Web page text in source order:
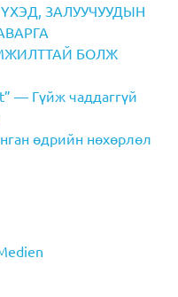
ЗАЛУУЧУУДЫН
БОЛЖ
— Гүйж чаддаггүй
өдрийн нөхөрлөл